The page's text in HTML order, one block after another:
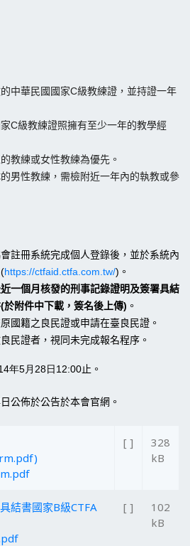
中華民國國家C級教練證，並持證一年
C級教練證照擁有至少一年的教學經
教練或女性教練為優先。
男性教練，需檢附近一年內的執教或參
註冊系統完成個人登錄後，並於系統內
https://ctfaid.ctfa.com.tw/)。
一個月核發的刑事記錄證明及簽署具結
於附件中下載，簽名後上傳) 。
國籍之良民證或申請在臺良民證。
民證者，視同未完成報名程序。
年5月 28日12:00止 。
日公佈於公告於本會官網。
[ ]
328
kB
[ ]
102
kB